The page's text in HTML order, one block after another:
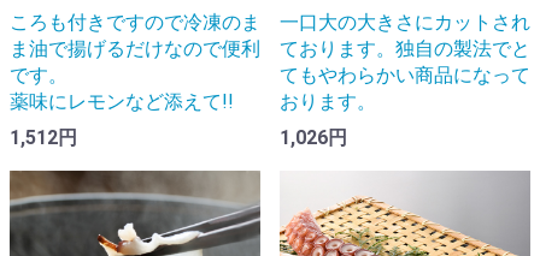
ころも付きですので冷凍のま
ま油で揚げるだけなので便利
です。
薬味にレモンなど添えて!!
1,512円
一口大の大きさにカットされ
ております。独自の製法でと
てもやわらかい商品になって
おります。
1,026円